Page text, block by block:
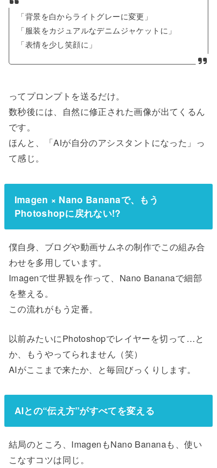
「背景を白からライトグレーに変更」
「服装をカジュアルなデニムジャケットに」
「表情を少し笑顔に」
ってプロンプトを送るだけ。
数秒後には、自然に修正された画像が出てくるん
です。
ほんと、「AIが自分のアシスタントになった」っ
て感じ。
Imagen × Nano Bananaで、もう
Photoshopに戻れない!?
僕自身、ブログや動画サムネの制作でこの組み合
わせを多用しています。
Imagenで世界観を作って、Nano Bananaで細部
を整える。
この流れがもう定番。
以前みたいにPhotoshopでレイヤーを切って…と
か、もうやってられません（笑）
AIがここまで来たか、と毎回びっくりします。
AIとの“伝え方”がすべてを変える
結局のところ、ImagenもNano Bananaも、使い
こなすコツは同じ。